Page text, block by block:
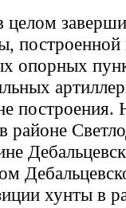
целом
построенной
опорных
построения.
районе
хунты в